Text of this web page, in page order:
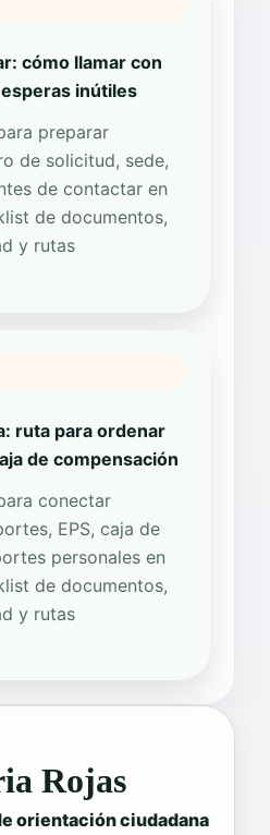
cómo llamar con
inútiles
preparar
de solicitud, sede,
de contactar en
de documentos,
y rutas
ruta para ordenar
de compensación
conectar
EPS, caja de
personales en
de documentos,
y rutas
Rojas
orientación ciudadana